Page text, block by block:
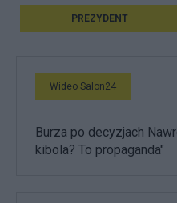
PREZYDENT
Wideo Salon24
Burza po decyzjach
kibola? To propaganda"